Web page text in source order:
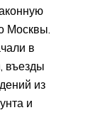
Москвы.
в
въезды
из
и